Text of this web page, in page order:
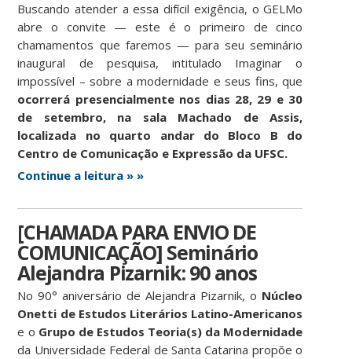
Buscando atender a essa difícil exigência, o GELMo
abre o convite — este é o primeiro de cinco
chamamentos que faremos — para seu seminário
inaugural de pesquisa, intitulado Imaginar o
impossível – sobre a modernidade e seus fins, que
ocorrerá presencialmente nos dias 28, 29 e 30
de setembro, na sala Machado de Assis,
localizada no quarto andar do Bloco B do
Centro de Comunicação e Expressão da UFSC.
Continue a leitura » »
[CHAMADA PARA ENVIO DE
COMUNICAÇÃO] Seminário
Alejandra Pizarnik: 90 anos
No 90° aniversário de Alejandra Pizarnik, o Núcleo
Onetti de Estudos Literários Latino-Americanos
e o Grupo de Estudos Teoria(s) da Modernidade
da Universidade Federal de Santa Catarina propõe o